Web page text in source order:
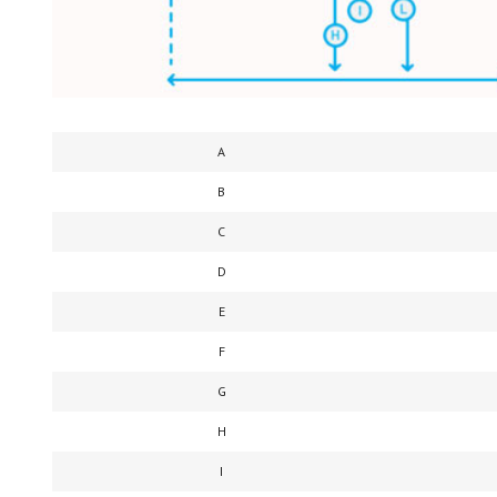
A
B
C
D
E
F
G
H
I